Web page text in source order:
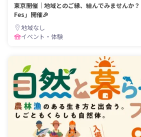
東京開催｜地域とのご縁、結んでみませんか
Fes」開催🎉
地域なし
イベント・体験